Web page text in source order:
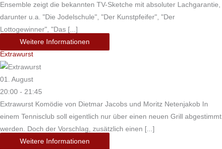
Ensemble zeigt die bekannten TV-Sketche mit absoluter Lachgarantie,
darunter u.a. "Die Jodelschule", "Der Kunstpfeifer", "Der
Lottogewinner", "Das [...]
Weitere Informationen
Extrawurst
01. August
20:00 - 21:45
Extrawurst Komödie von Dietmar Jacobs und Moritz Netenjakob In
einem Tennisclub soll eigentlich nur über einen neuen Grill abgestimmt
werden. Doch der Vorschlag, zusätzlich einen [...]
Weitere Informationen